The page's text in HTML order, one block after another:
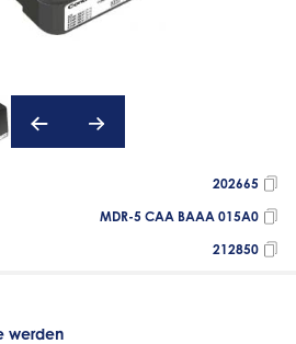
202665
MDR-5 CAA BAAA 015A0
212850
werden